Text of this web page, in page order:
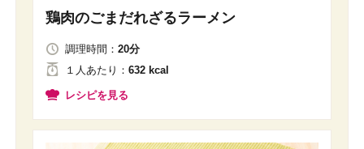
鶏肉のごまだれざるラーメン
調理時間： 20分
１人 あたり ： 632 kcal
レシピを見る